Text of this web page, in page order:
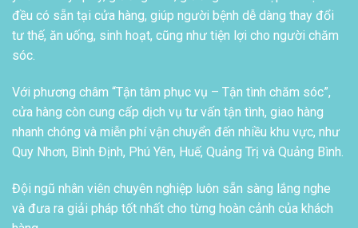
đều có sẵn tại cửa hàng, giúp người bệnh dễ dàng thay đổi
tư thế, ăn uống, sinh hoạt, cũng như tiện lợi cho người chăm
sóc.
Với phương châm “Tận tâm phục vụ – Tận tình chăm sóc”,
cửa hàng còn cung cấp dịch vụ tư vấn tận tình, giao hàng
nhanh chóng và miễn phí vận chuyển đến nhiều khu vực, như
Quy Nhơn, Bình Định, Phú Yên, Huế, Quảng Trị và Quảng Bình.
Đội ngũ nhân viên chuyên nghiệp luôn sẵn sàng lắng nghe
và đưa ra giải pháp tốt nhất cho từng hoàn cảnh của khách